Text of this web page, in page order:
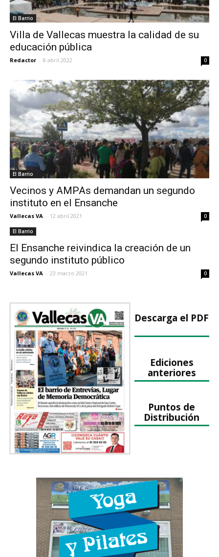
El Barrio
Villa de Vallecas muestra la calidad de su
educación pública
Redactor - 8 abril 2022 0
El Barrio
Vecinos y AMPAs demandan un segundo
instituto en el Ensanche
Vallecas VA - 12 abril 2021 0
El Barrio
El Ensanche reivindica la creación de un
segundo instituto público
Vallecas VA - 23 marzo 2021 0
Descarga el PDF
Ediciones
anteriores
Puntos de
Distribución